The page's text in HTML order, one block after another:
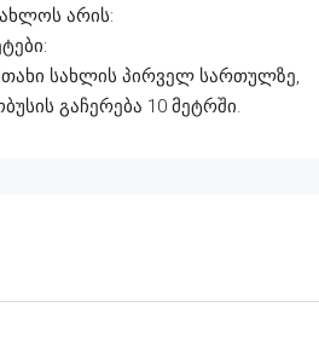
არის:
ოთახი სახლის პირველ სართულზე,
გაჩერება 10 მეტრში.